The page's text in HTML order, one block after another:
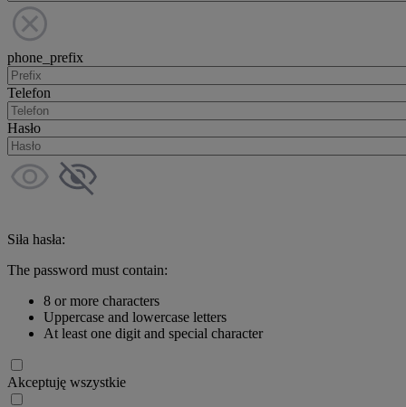
phone_prefix
Telefon
Hasło
Siła hasła:
The password must contain:
8 or more characters
Uppercase and lowercase letters
At least one digit and special character
Akceptuję wszystkie